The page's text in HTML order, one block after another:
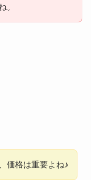
。
価格は重要よね♪